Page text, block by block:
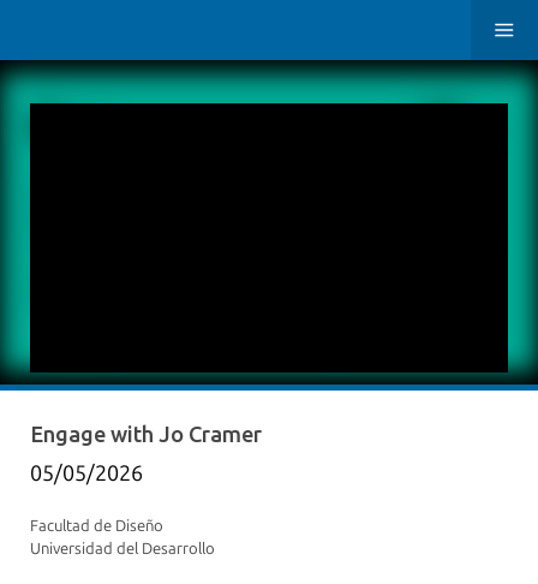
Engage with Jo Cramer
05/05/2026
Facultad de Diseño
Universidad del Desarrollo